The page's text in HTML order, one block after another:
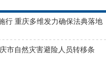
行 重庆多维发力确保法典落地
市自然灾害避险人员转移条